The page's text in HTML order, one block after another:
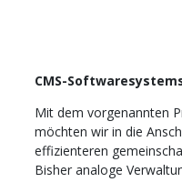
CMS-
Mit dem vorgenannten
möchten wir in die
effizienteren
Bisher analoge